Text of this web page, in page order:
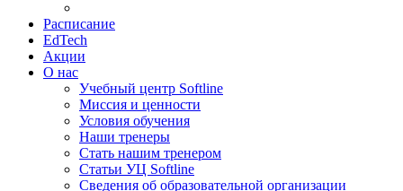
Расписание
EdTech
Акции
О нас
Учебный центр Softline
Миссия и ценности
Условия обучения
Наши тренеры
Стать нашим тренером
Статьи УЦ Softline
Сведения об образовательной организации